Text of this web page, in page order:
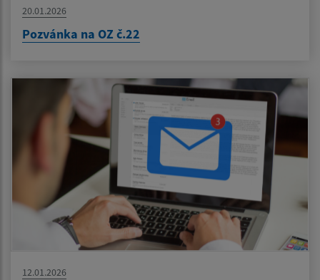
20.01.2026
Pozvánka na OZ č.22
12.01.2026